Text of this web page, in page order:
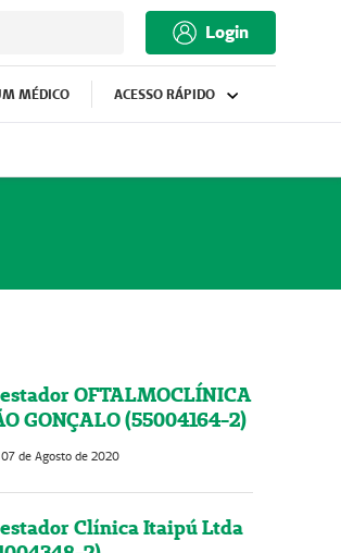
Login
MÉDICO ACESSO RÁPIDO
OFTALMOCLÍNICA
GONÇALO (55004164-2)
07 de Agosto de 2020
Clínica Itaipú Ltda